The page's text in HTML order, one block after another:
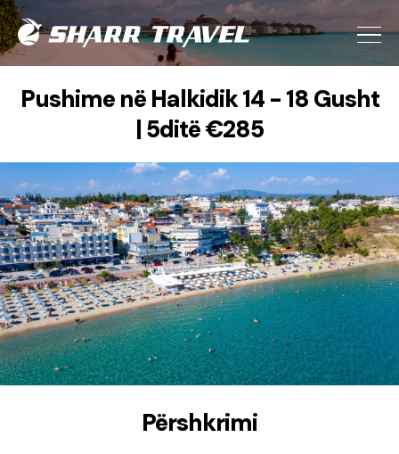
Pushime në Halkidik 14 - 18 Gusht
| 5ditë €285
Përshkrimi